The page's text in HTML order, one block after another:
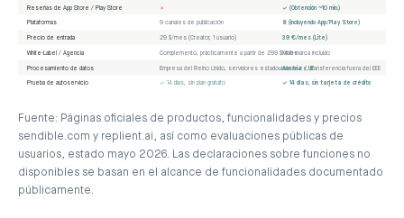
Reseñas de App Store / Play Store ✗ ✓ (Obtención ~10 min.)
Plataformas 9 canales de publicación 8 (incluyendo App/Play Store)
Precio de entrada 29 $/mes (Creator, 1 usuario) 39 €/mes (Lite)
White-Label / Agencia Complemento, prácticamente a partir de 299 $/mesMulti-marca incluido
Procesamiento de datos Empresa del Reino Unido, servidores estadounidenses, transferencia fuera del EEE
Austria / UE
Prueba de autoservicio ✓ 14 días, sin plan gratuito ✓ 14 días, sin tarjeta de crédito
Fuente: Páginas oficiales de productos, funcionalidades y precios
sendible.com y replient.ai, así como evaluaciones públicas de
usuarios, estado mayo 2026. Las declaraciones sobre funciones no
disponibles se basan en el alcance de funcionalidades documentado
públicamente.